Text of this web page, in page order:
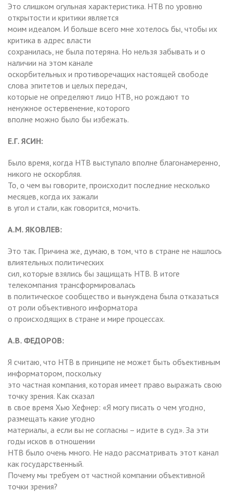
Это слишком огульная характеристика. НТВ по уровню
открытости и критики является
моим идеалом. И больше всего мне хотелось бы, чтобы их
критика в адрес власти
сохранилась, не была потеряна. Но нельзя забывать и о
наличии на этом канале
оскорбительных и противоречащих настоящей свободе
слова эпитетов и целых передач,
которые не определяют лицо НТВ, но рождают то
ненужное остервенение, которого
вполне можно было бы избежать.
Е.Г. ЯСИН:
Было время, когда НТВ выступало вполне благонамеренно,
никого не оскорбляя.
То, о чем вы говорите, происходит последние несколько
месяцев, когда их зажали
в угол и стали, как говорится, мочить.
А.М. ЯКОВЛЕВ:
Это так. Причина же, думаю, в том, что в стране не нашлось
влиятельных политических
сил, которые взялись бы защищать НТВ. В итоге
телекомпания трансформировалась
в политическое сообщество и вынуждена была отказаться
от роли объективного информатора
о происходящих в стране и мире процессах.
А.В. ФЕДОРОВ:
Я считаю, что НТВ в принципе не может быть объективным
информатором, поскольку
это частная компания, которая имеет право выражать свою
точку зрения. Как сказал
в свое время Хью Хефнер: «Я могу писать о чем угодно,
размещать какие угодно
материалы, а если вы не согласны – идите в суд». За эти
годы исков в отношении
НТВ было очень много. Не надо рассматривать этот канал
как государственный.
Почему мы требуем от частной компании объективной
точки зрения?